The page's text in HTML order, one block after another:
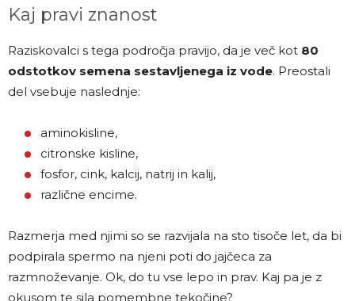
Kaj pravi znanost
Raziskovalci s tega področja pravijo, da je več kot 80
odstotkov semena sestavljenega iz vode. Preostali
del vsebuje naslednje:
aminokisline,
citronske kisline,
fosfor, cink, kalcij, natrij in kalij,
različne encime.
Razmerja med njimi so se razvijala na sto tisoče let, da bi
podpirala spermo na njeni poti do jajčeca za
razmnoževanje. Ok, do tu vse lepo in prav. Kaj pa je z
okusom te sila pomembne tekočine?